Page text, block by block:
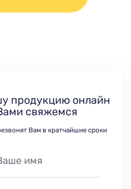
продукцию онлайн
свяжемся
Вам в кратчайшие сроки